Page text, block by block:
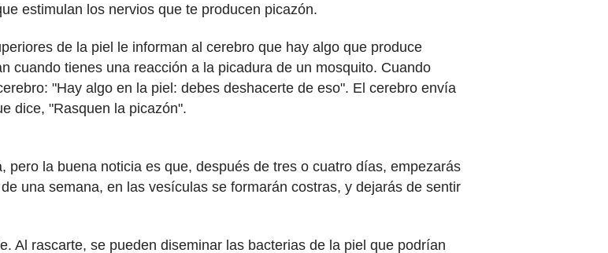
estimulan los nervios que te producen picazón.
de la piel le informan al cerebro que hay algo que produce
cuando tienes una reacción a la picadura de un mosquito. Cuando
"Hay algo en la piel: debes deshacerte de eso". El cerebro envía
dice, "Rasquen la picazón".
pero la buena noticia es que, después de tres o cuatro días, empezarás
una semana, en las vesículas se formarán costras, y dejarás de sentir
Al rascarte, se pueden diseminar las bacterias de la piel que podrían